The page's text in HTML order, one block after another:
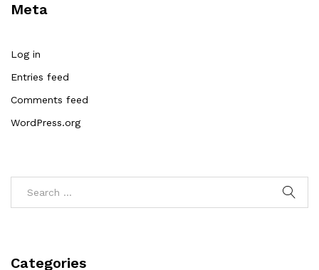
Meta
Log in
Entries feed
Comments feed
WordPress.org
Categories